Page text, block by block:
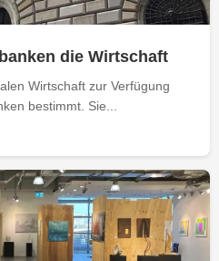
die Wirtschaft
Wirtschaft zur Verfügung
bestimmt. Sie...